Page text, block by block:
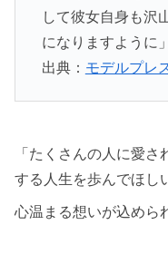
して彼女自身も沢
になりますように
出典： モデルプレ
「たくさんの人に愛
する人生を歩んでほし
心温まる想いが込めら